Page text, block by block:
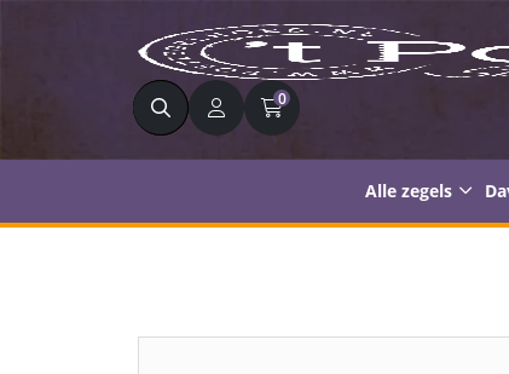
Zoeken 0
Alle zegels